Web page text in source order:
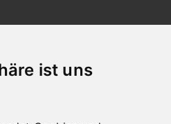
ist uns